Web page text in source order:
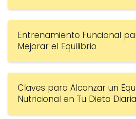
Entrenamiento Funcional
Mejorar el Equilibrio
Claves para Alcanzar un
Nutricional en Tu Dieta Diaria